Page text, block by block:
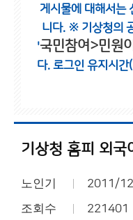
게시물에 대해서는
니다. ※ 기상청의
'국민참여>민원
다. 로그인 유지시간
노인기 2011/
조회수 221401